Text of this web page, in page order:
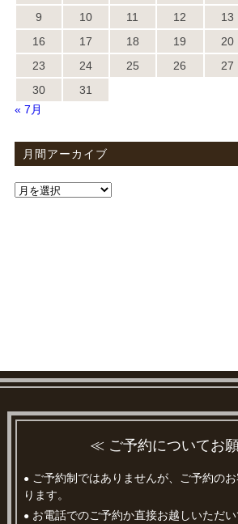
9
10 11 12 13
16
17 18 19 20
23
24 25 26 27
30
31
« 7月
月間アーカイブ
≪ ご予約についてお
● ご予約制ではありませんが、ご予約の
ります。
● お電話でのご予約か直接お越しいただ